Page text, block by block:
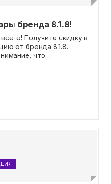
бренда 8.1.8!
Получите скидку в
от бренда 8.1.8.
что
предварительного